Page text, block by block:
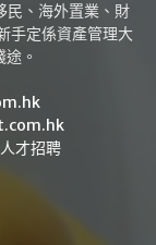
、海外置業、財
手定係資產管理大
。
人才招聘